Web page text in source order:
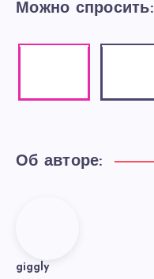
Можно спросить:
Об авторе:
giggly